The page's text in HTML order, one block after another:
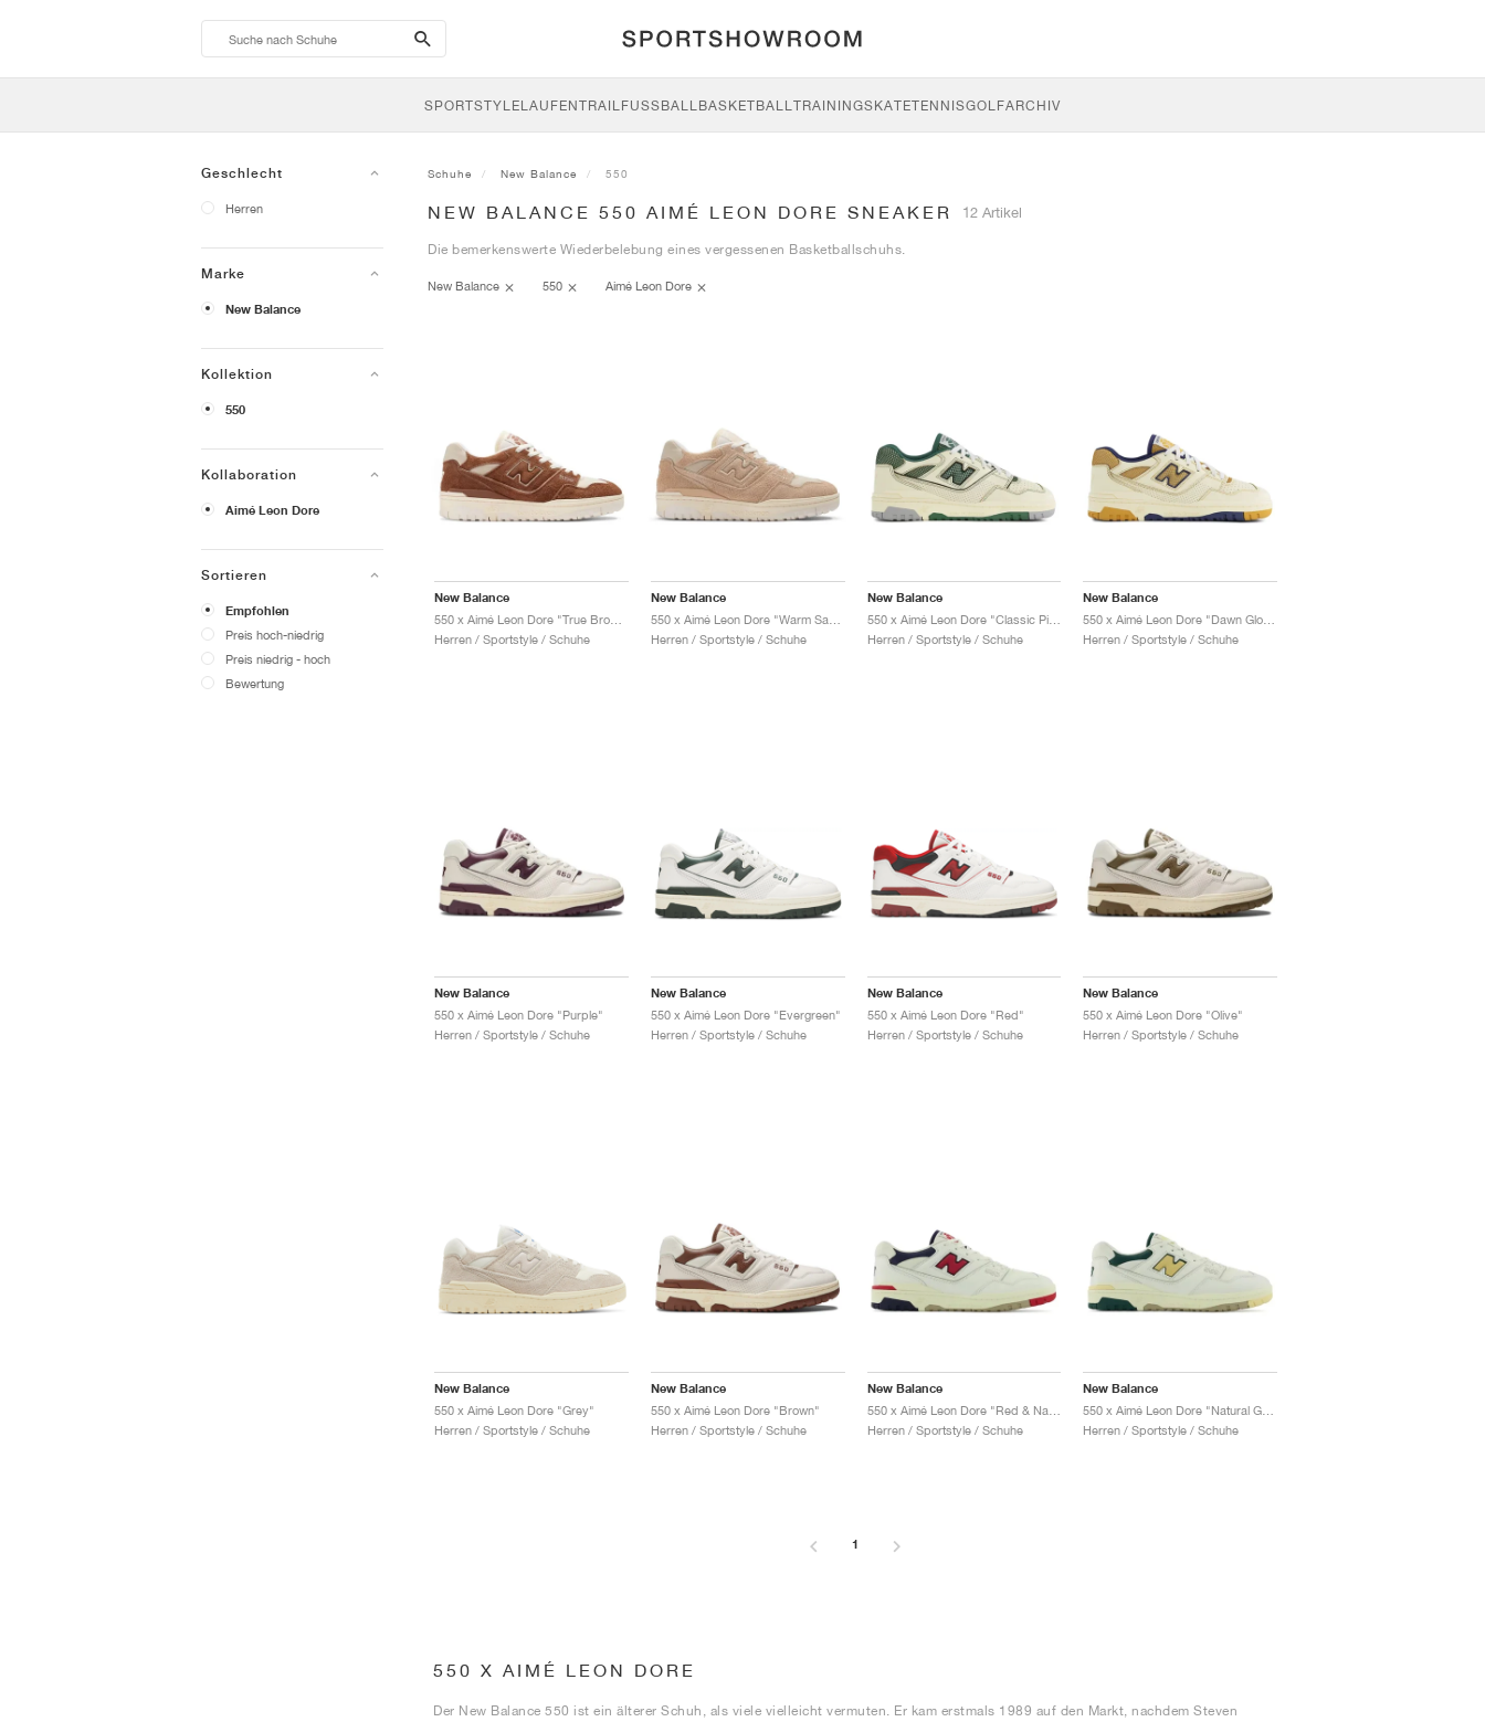
search-
btn
SPORTSTYLELAUFENTRAILFUSSBALL BASKETBALLTRAININGSKATETENNISGOLFARCHIV
Geschlecht
Herren
Marke
New Balance
Kollektion
550
Kollaboration
Aimé Leon Dore
Sortieren
Empfohlen
Preis hoch-niedrig
Preis niedrig - hoch
Bewertung
Schuhe New Balance 550
NEW BALANCE 550 AIMÉ LEON DORE SNEAKER 12 Artikel
Die bemerkenswerte Wiederbelebung eines vergessenen Basketballschuhs.
New Balance 550 Aimé Leon Dore
New Balance
Herren / Sportstyle / Schuhe
New Balance
Herren / Sportstyle / Schuhe
New Balance
550 x Aimé Leon Dore "Classic Pine"
Herren / Sportstyle / Schuhe
New Balance
Herren / Sportstyle / Schuhe
New Balance
550 x Aimé Leon Dore "Purple"
Herren / Sportstyle / Schuhe
New Balance
550 x Aimé Leon Dore "Evergreen"
Herren / Sportstyle / Schuhe
New Balance
550 x Aimé Leon Dore "Red"
Herren / Sportstyle / Schuhe
New Balance
550 x Aimé Leon Dore "Olive"
Herren / Sportstyle / Schuhe
New Balance
550 x Aimé Leon Dore "Grey"
Herren / Sportstyle / Schuhe
New Balance
550 x Aimé Leon Dore "Brown"
Herren / Sportstyle / Schuhe
New Balance
Herren / Sportstyle / Schuhe
New Balance
Herren / Sportstyle / Schuhe
1
550 X AIMÉ LEON DORE
Der New Balance 550 ist ein älterer Schuh, als viele vielleicht vermuten. Er kam erstmals 1989 auf den Markt, nachdem Steven